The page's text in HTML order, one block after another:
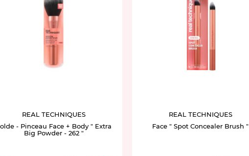
REAL TECHNIQUES
- Pinceau Face + Body " Extra
Big Powder - 262 "
REAL TECHNIQUES
Face " Spot Concealer Brush "